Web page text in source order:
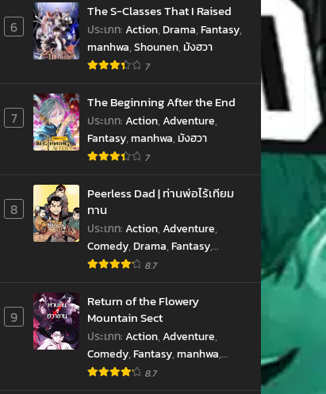
6
The S-Classes That I Raised
ประเภท:Action,Drama,Fantasy,
manhwa,Shounen,มังฮวา
7
7
The Beginning After the End
ประเภท:Action,Adventure,
Fantasy,manhwa,มังฮวา
7
8
Peerless Dad | ท่านพ่อไร้เทียม
ทาน
ประเภท:Action,Adventure,
Comedy,Drama,Fantasy,
manhwa,Martial Arts
8.7
9
Return of the Flowery
Mountain Sect
ประเภท:Action,Adventure,
Comedy,Fantasy,manhwa,
Martial Arts,มังฮวา
8.7